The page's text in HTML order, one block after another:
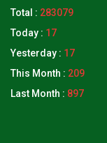
Total : 283079
Today : 17
Yesterday : 17
This Month : 209
Last Month : 897